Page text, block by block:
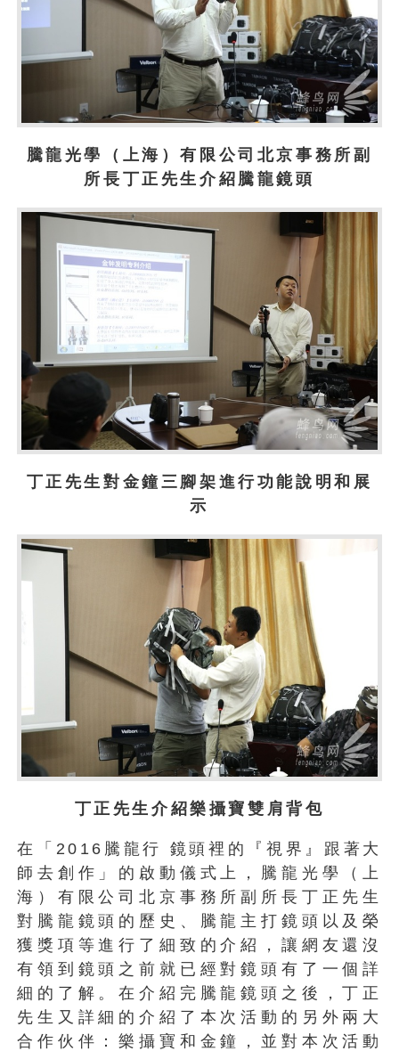
騰龍光學（上海）有限公司北京事務所副
所長丁正先生介紹騰龍鏡頭
丁正先生對金鐘三腳架進行功能說明和展
示
丁正先生介紹樂攝寶雙肩背包
在「2016騰龍行 鏡頭裡的『視界』跟著大
師去創作」的啟動儀式上，騰龍光學（上
海）有限公司北京事務所副所長丁正先生
對騰龍鏡頭的歷史、騰龍主打鏡頭以及榮
獲獎項等進行了細致的介紹，讓網友還沒
有領到鏡頭之前就已經對鏡頭有了一個詳
細的了解。在介紹完騰龍鏡頭之後，丁正
先生又詳細的介紹了本次活動的另外兩大
合作伙伴：樂攝寶和金鐘，並對本次活動